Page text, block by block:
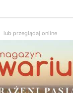
lub przeglądaj online